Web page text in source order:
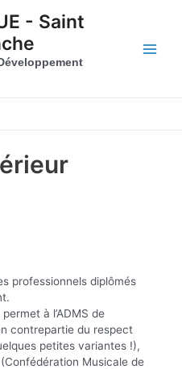
- Saint
professionnels diplômés
à l’ADMS de
contrepartie du respect
petites variantes !),
Musicale de